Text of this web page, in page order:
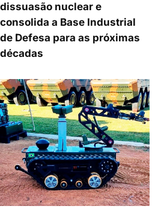
dissuasão nuclear e
consolida a Base Industrial
de Defesa para as próximas
décadas